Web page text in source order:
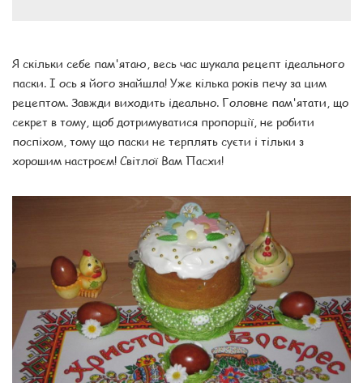
Я скільки себе пам'ятаю, весь час шукала рецепт ідеального
паски. І ось я його знайшла! Уже кілька років печу за цим
рецептом. Завжди виходить ідеально. Головне пам'ятати, що
секрет в тому, щоб дотримуватися пропорції, не робити
поспіхом, тому що паски не терплять суєти і тільки з
хорошим настроєм! Світлої Вам Пасхи!